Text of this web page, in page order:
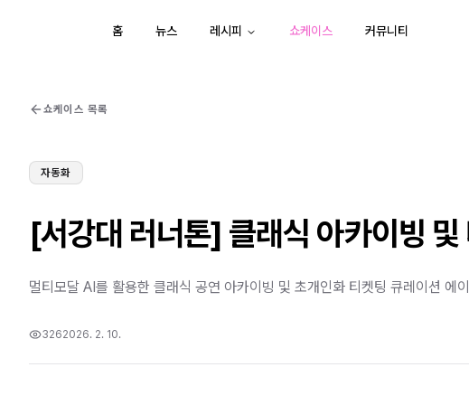
홈 뉴스 레시피 쇼케이스 커뮤니티
쇼케이스 목록
자동화
[서강대 러너톤] 클래식 아카이빙
멀티모달 AI를 활용한 클래식 공연 아카이빙 및 초개인화 티켓팅 큐레이션 에
3262026. 2. 10.